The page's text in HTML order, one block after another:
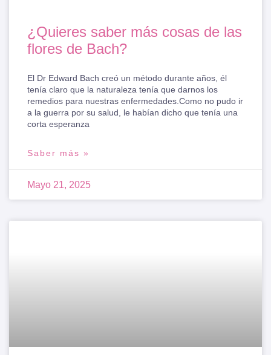
¿Quieres saber más cosas de las
flores de Bach?
El Dr Edward Bach creó un método durante años, él
tenía claro que la naturaleza tenía que darnos los
remedios para nuestras enfermedades.Como no pudo ir
a la guerra por su salud, le habían dicho que tenía una
corta esperanza
Saber más »
Mayo 21, 2025